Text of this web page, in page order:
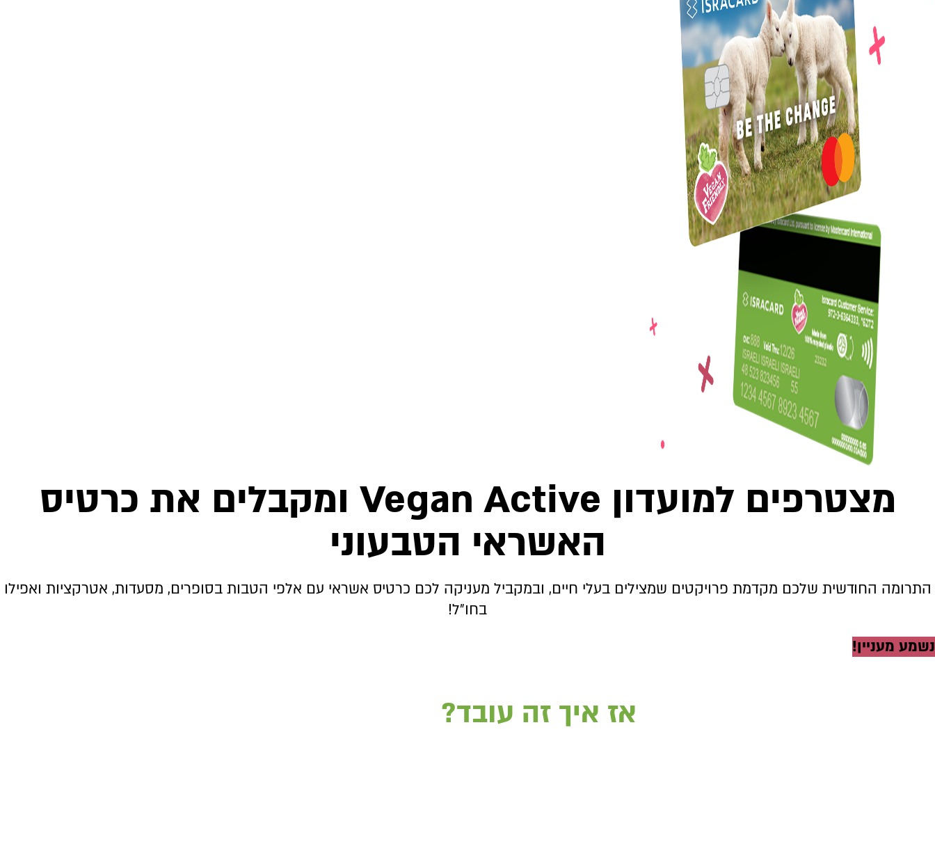
מצטרפים למועדון Vegan Active ומקבלים את כרטיס
האשראי הטבעוני
התרומה החודשית שלכם מקדמת פרויקטים שמצילים בעלי חיים, ובמקביל מעניקה לכם כרטיס אשראי עם אלפי הטבות בסופרים, מסעדות, אטרקציות ואפילו
בחו״ל!
נשמע מעניין!
אז איך זה עובד?